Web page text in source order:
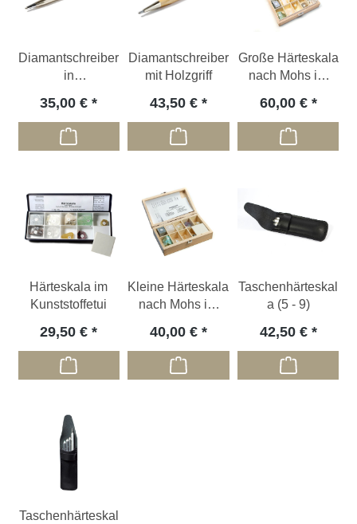
Diamantschreiber
in
tik
35,00 €
Diamantschreiber
mit Holzgriff
43,50 €
Große Härteskala
nach Mohs im
60,00 €
Härteskala im
Kunststoffetui
29,50 €
Kleine Härteskala
nach Mohs im
40,00 €
Taschenhärteskal
a (5 - 9)
42,50 €
Taschenhärteskal